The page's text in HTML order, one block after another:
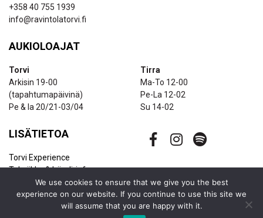
+358 40 755 1939
info@ravintolatorvi.fi
AUKIOLOAJAT
Torvi
Arkisin 19-00
(tapahtumapäivinä)
Pe & la 20/21-03/04
Tirra
Ma-To 12-00
Pe-La 12-02
Su 14-02
LISÄTIETOA
Torvi Experience
Tekniikka & bändi-info
Ravintolapalvelut
Uutiskirje
We use cookies to ensure that we give you the best
experience on our website. If you continue to use this site we
will assume that you are happy with it.